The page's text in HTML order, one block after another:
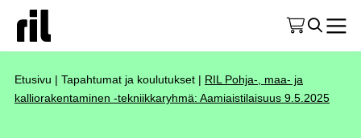
Etusivu | Tapahtumat ja koulutukset | RIL Pohja-, maa- ja
kalliorakentaminen -tekniikkaryhmä: Aamiaistilaisuus 9.5.2025